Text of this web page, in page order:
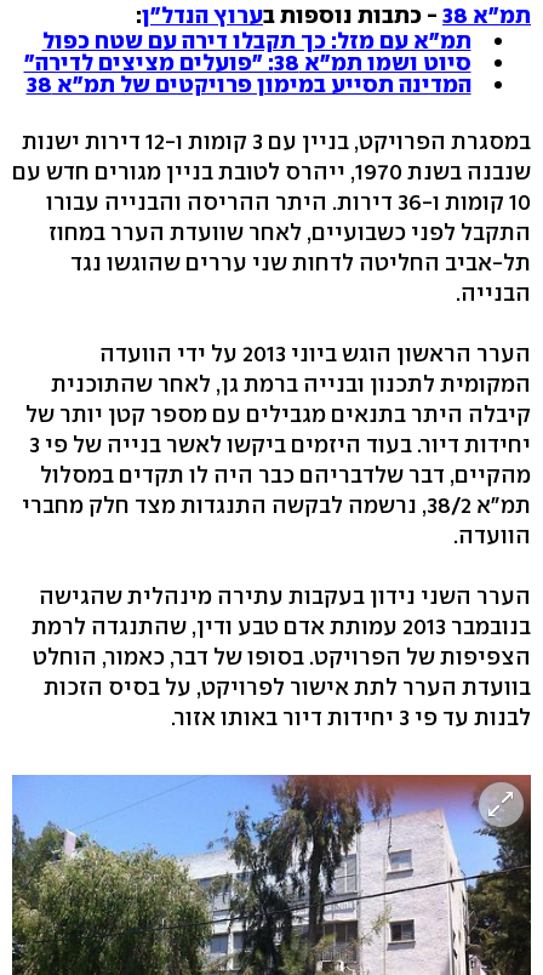
תמ"א 38 - כתבות נוספות בערוץ הנדל"ן:
תמ"א עם מזל: כך תקבלו דירה עם שטח כפול
סיוט ושמו תמ"א 38: "פועלים מציצים לדירה"
המדינה תסייע במימון פרויקטים של תמ"א 38
במסגרת הפרויקט, בניין עם 3 קומות ו-12 דירות ישנות
שנבנה בשנת 1970, ייהרס לטובת בניין מגורים חדש עם
10 קומות ו-36 דירות. היתר ההריסה והבנייה עבורו
התקבל לפני כשבועיים, לאחר שוועדת הערר במחוז
תל-אביב החליטה לדחות שני עררים שהוגשו נגד
הבנייה.
הערר הראשון הוגש ביוני 2013 על ידי הוועדה
המקומית לתכנון ובנייה ברמת גן, לאחר שהתוכנית
קיבלה היתר בתנאים מגבילים עם מספר קטן יותר של
יחידות דיור. בעוד היזמים ביקשו לאשר בנייה של פי 3
מהקיים, דבר שלדבריהם כבר היה לו תקדים במסלול
תמ"א 38/2, נרשמה לבקשה התנגדות מצד חלק מחברי
הוועדה.
הערר השני נידון בעקבות עתירה מינהלית שהגישה
בנובמבר 2013 עמותת אדם טבע ודין, שהתנגדה לרמת
הצפיפות של הפרויקט. בסופו של דבר, כאמור, הוחלט
בוועדת הערר לתת אישור לפרויקט, על בסיס הזכות
לבנות עד פי 3 יחידות דיור באותו אזור.